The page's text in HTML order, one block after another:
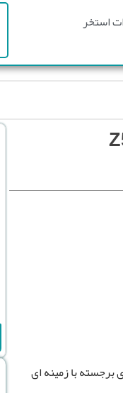
استخر
با زمینه ای